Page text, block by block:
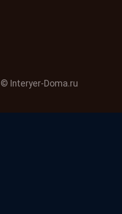
Interyer-Doma.ru